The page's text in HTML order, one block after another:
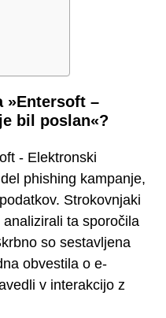
»Entersoft –
bil poslan«?
- Elektronski
phishing kampanje,
Strokovnjaki
ta sporočila
so sestavljena
obvestila o e-
v interakcijo z